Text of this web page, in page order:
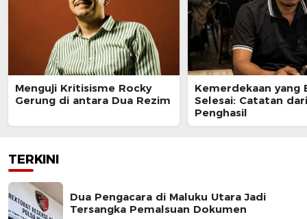
Menguji Kritisisme Rocky
Gerung di antara Dua Rezim
Kemerdekaan yang
Selesai: Catatan
Penghasil
TERKINI
Dua Pengacara di Maluku Utara Jadi
Tersangka Pemalsuan Dokumen